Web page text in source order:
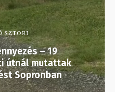
SZTORI
– 19
útnál mutattak
Sopronban